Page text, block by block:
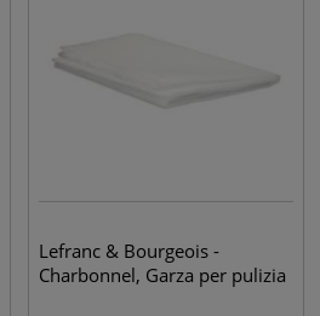
Lefranc & Bourgeois -
Charbonnel, Garza per pulizia